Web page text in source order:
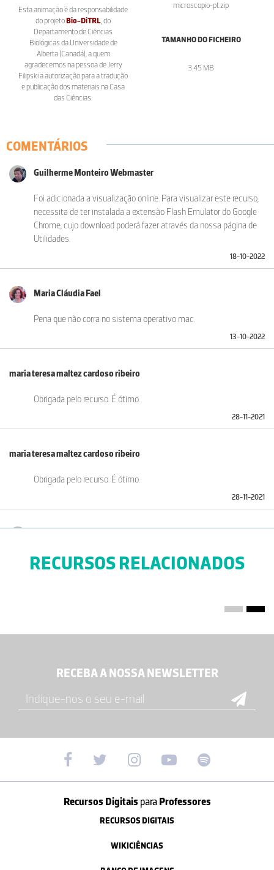
Esta animação é da responsabilidade
do projetoBio-DiTRL, do
Departamento de Ciências
Biológicas da Universidade de
Alberta (Canadá), a quem
agradecemos na pessoa de Jerry
Filipski a autorização para a tradução
e publicação dos materiais na Casa
das Ciências.
microscopio-pt.zip
TAMANHO DO FICHEIRO
3.45 MB
COMENTÁRIOS
Guilherme Monteiro Webmaster
Foi adicionada a visualização online. Para visualizar este recurso,
necessita de ter instalada a extensão Flash Emulator do Google
Chrome, cujo download poderá fazer através da nossa página de
Utilidades.
18-10-2022
Maria Cláudia Fael
Pena que não corra no sistema operativo mac.
13-10-2022
maria teresa maltez cardoso ribeiro
Obrigada pelo recurso. É ótimo.
28-11-2021
maria teresa maltez cardoso ribeiro
Obrigada pelo recurso. É ótimo.
28-11-2021
O recurso já não é um flash, foi convertido para um ficheiro
executável.
Maria João Damas de Carvalho
Muito interessante. Os meus alunos adoraram
RECURSOS RELACIONADOS
RECEBA A NOSSA NEWSLETTER
Recursos Digitais paraProfessores
RECURSOS DIGITAIS
WIKICIÊNCIAS